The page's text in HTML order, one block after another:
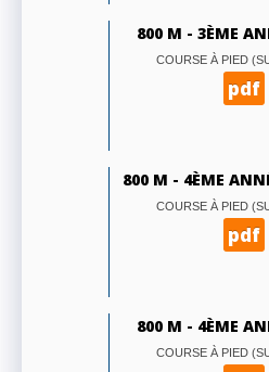
800 M - 3ÈME
COURSE À PIED
pdf
800 M - 4ÈME
COURSE À PIED
pdf
800 M - 4ÈME
COURSE À PIED